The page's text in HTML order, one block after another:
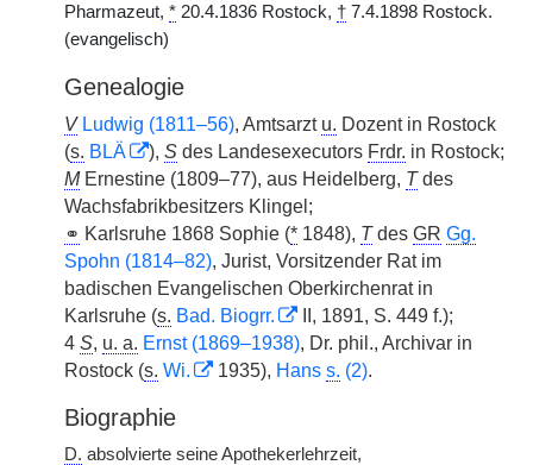
Pharmazeut, * 20.4.1836 Rostock, † 7.4.1898 Rostock.
(evangelisch)
Genealogie
V Ludwig (1811–56), Amtsarzt u. Dozent in Rostock
(s. BLÄ ), S des Landesexecutors Frdr. in Rostock;
MErnestine (1809–77), aus Heidelberg, Tdes
Wachsfabrikbesitzers Klingel;
⚭ Karlsruhe 1868 Sophie (* 1848), Tdes GR Gg.
Spohn (1814–82), Jurist, Vorsitzender Rat im
badischen Evangelischen Oberkirchenrat in
Karlsruhe (s. Bad. Biogrr.
II, 1891, S. 449 f.);
4 S, u. a. Ernst (1869–1938), Dr. phil., Archivar in
Rostock (s. Wi. 1935), Hans s. (2).
Biographie
D. absolvierte seine Apothekerlehrzeit,